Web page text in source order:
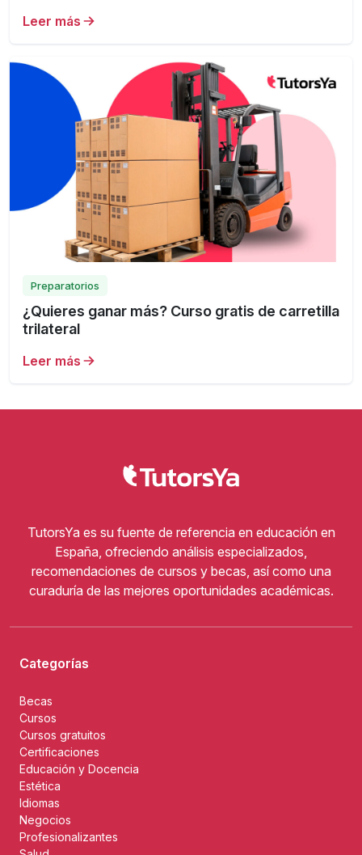
Leer más
Preparatorios
¿Quieres ganar más? Curso gratis de carretilla
trilateral
Leer más
TutorsYa es su fuente de referencia en educación en
España, ofreciendo análisis especializados,
recomendaciones de cursos y becas, así como una
curaduría de las mejores oportunidades académicas.
Categorías
Becas
Cursos
Cursos gratuitos
Certificaciones
Educación y Docencia
Estética
Idiomas
Negocios
Profesionalizantes